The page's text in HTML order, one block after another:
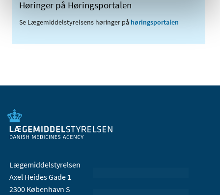
Høringer på Høringsportalen
Se Lægemiddelstyrelsens høringer på høringsportalen
Lægemiddelstyrelsen
Axel Heides Gade 1
2300 København S